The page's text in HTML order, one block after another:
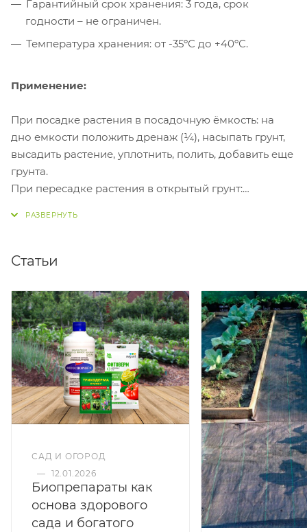
Гарантийный срок хранения: 3 года, срок
годности – не ограничен.
Температура хранения: от -35ºС до +40ºС.
Применение:
При посадке растения в посадочную ёмкость: на
дно емкости положить дренаж (¼), насыпать грунт,
высадить растение, уплотнить, полить, добавить еще
грунта.
При пересадке растения в открытый грунт:
кора сосны).
провести подсыпку торфогрутом из расчета 1,0-1,5 л
на одно растение.
Статьи
САД И ОГОРОД
— 12.01.2026
Биопрепараты как
основа здорового
сада и богатого